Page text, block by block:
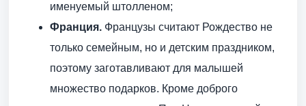
именуемый штолленом;
Франция. Французы считают Рождество не
только семейным, но и детским праздником,
поэтому заготавливают для малышей
множество подарков. Кроме доброго